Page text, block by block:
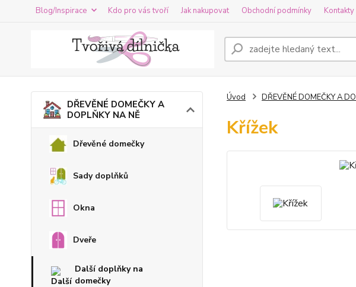
Blog/Inspirace Kdo pro vás tvoří Jak nakupovat Obchodní podmínky Kontakty
DŘEVĚNÉ DOMEČKY A
DOPLŇKY NA NĚ
Dřevěné domečky
Sady doplňků
Okna
Dveře
Další doplňky na
domečky
Úvod DŘEVĚNÉ DOMEČKY A
Křížek